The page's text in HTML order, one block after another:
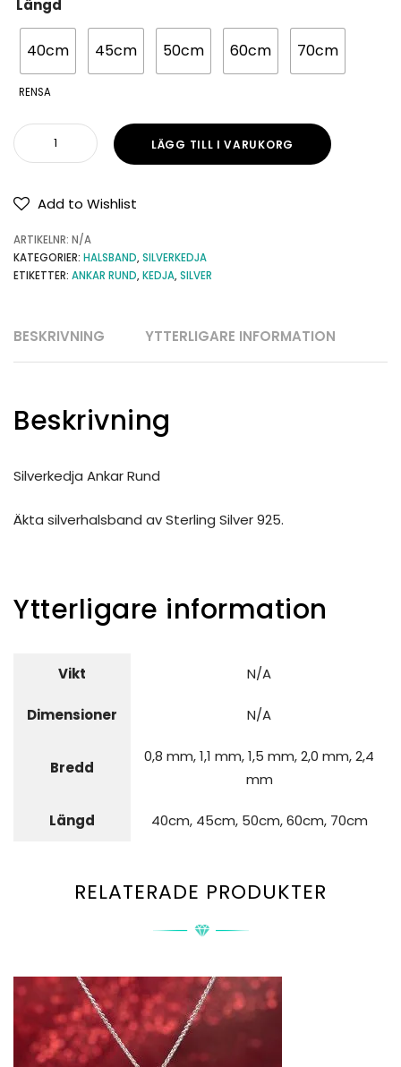
Längd
40cm 45cm 50cm 60cm 70cm
RENSA
LÄGG TILL I VARUKORG
Add to Wishlist
ARTIKELNR: N/A
KATEGORIER: HALSBAND, SILVERKEDJA
ETIKETTER: ANKAR RUND, KEDJA, SILVER
BESKRIVNING YTTERLIGARE INFORMATION
Beskrivning
Silverkedja Ankar Rund
Äkta silverhalsband av Sterling Silver 925.
Ytterligare information
Vikt N/A
Dimensioner N/A
Bredd
0,8 mm, 1,1 mm, 1,5 mm, 2,0 mm, 2,4
mm
Längd 40cm, 45cm, 50cm, 60cm, 70cm
RELATERADE PRODUKTER